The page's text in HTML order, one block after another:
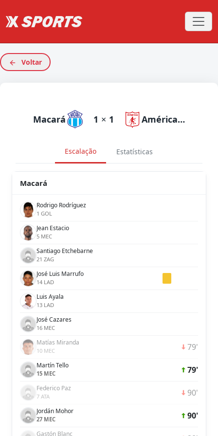
Voltar
Macará 1 × 1 América de Cali
Escalação Estatísticas
Macará
Rodrigo Rodríguez
1 GOL
Jean Estacio
5 MEC
Santiago Etchebarne
21 ZAG
José Luis Marrufo
14 LAD
Luis Ayala
13 LAD
José Cazares
16 MEC
Matías Miranda
10 MEC 79'
Martín Tello
15 MEC 79'
Federico Paz
7 ATA 90'
Jordán Mohor
27 MEC 90'
Gastón Blanc